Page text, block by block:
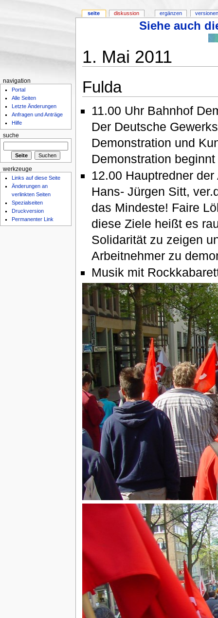
Siehe auch
1. Mai 2011
Fulda
11.00 Uhr Bahnhof
Der Deutsche
Demonstration und
Demonstration
12.00 Hauptredner
Hans- Jürgen Sitt,
das Mindeste! Faire
diese Ziele heißt es
Solidarität zu zeigen
Arbeitnehmer zu
Musik mit
seite diskussion ergänzen
navigation
Portal
Alle Seiten
Letzte Änderungen
Anfragen und Anträge
Hilfe
suche
werkzeuge
Links auf diese Seite
Änderungen an
verlinkten Seiten
Spezialseiten
Druckversion
Permanenter Link